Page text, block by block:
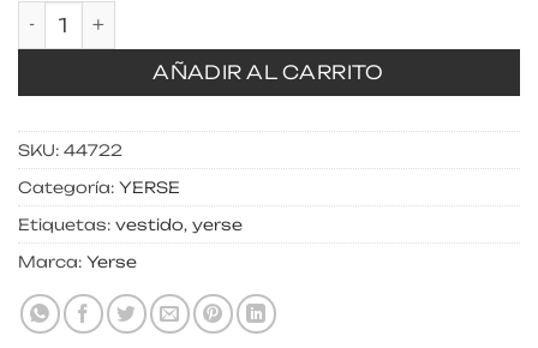
Vestido largo cuadros abertura lateral
AÑADIR AL CARRITO
SKU: 44722
Categoría: YERSE
Etiquetas: vestido, yerse
Marca: Yerse